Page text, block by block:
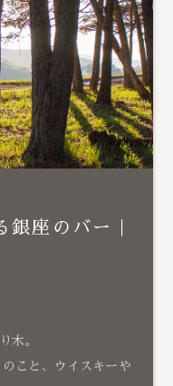
座のバー｜
木。
こと、ウイスキーや